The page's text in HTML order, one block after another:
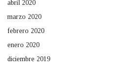
abril 2020
marzo 2020
febrero 2020
enero 2020
diciembre 2019